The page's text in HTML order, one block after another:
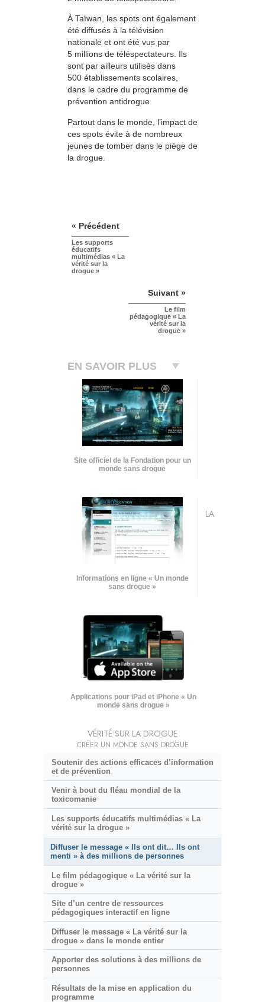
À Taïwan, les spots ont également
été diffusés à la télévision
nationale et ont été vus par
5 millions de téléspectateurs. Ils
sont par ailleurs utilisés dans
500 établissements scolaires,
dans le cadre du programme de
prévention antidrogue.
Partout dans le monde, l’impact de
ces spots évite à de nombreux
jeunes de tomber dans le piège de
la drogue.
« Précédent
Les supports
éducatifs
multimédias « La
vérité sur la
drogue »
Suivant »
Le film
pédagogique « La
vérité sur la
drogue »
EN SAVOIR PLUS
Site officiel de la Fondation pour un
monde sans drogue
Informations en ligne « Un monde
sans drogue »
Applications pour iPad et iPhone « Un
monde sans drogue »
LA
VÉRITÉ SUR LA DROGUE
CRÉER UN MONDE SANS DROGUE
Soutenir des actions efficaces d’information
et de prévention
Venir à bout du fléau mondial de la
toxicomanie
Les supports éducatifs multimédias « La
vérité sur la drogue »
Diffuser le message « Ils ont dit… Ils ont
menti » à des millions de personnes
Le film pédagogique « La vérité sur la
drogue »
Site d’un centre de ressources
pédagogiques interactif en ligne
Diffuser le message « La vérité sur la
drogue » dans le monde entier
Apporter des solutions à des millions de
personnes
Résultats de la mise en application du
programme